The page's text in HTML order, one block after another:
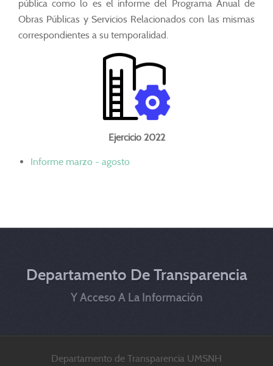
pública como lo es el informe del Programa Anual de
Obras Públicas y Servicios Relacionados con las mismas
correspondientes a su temporalidad.
Ejercicio 2022
Informe marzo - agosto
Departamento De Transparencia
Y Acceso A La Información
Departamento de Transparencia UMSNH